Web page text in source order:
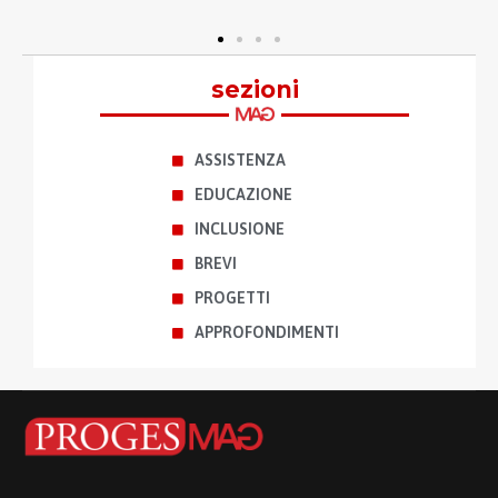
sezioni
ASSISTENZA
EDUCAZIONE
INCLUSIONE
BREVI
PROGETTI
APPROFONDIMENTI